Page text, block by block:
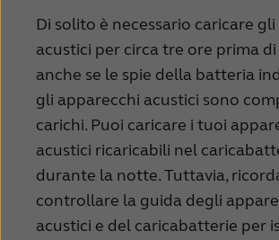
Di solito è necessario caricare
acustici per circa tre ore prima
anche se le spie della batteria
gli apparecchi acustici sono
carichi. Puoi caricare i tuoi
acustici ricaricabili nel
durante la notte. Tuttavia,
controllare la guida degli
acustici e del caricabatterie per